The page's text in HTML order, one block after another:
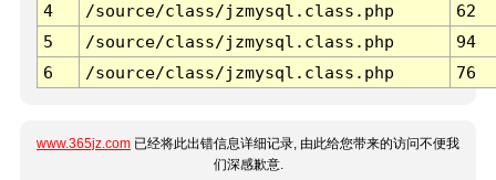
4
/source/class/jzmysql.class.php
62
5
/source/class/jzmysql.class.php
94
6
/source/class/jzmysql.class.php 76
www.365jz.com 已经将此出错信息详细记录, 由此给您带来的访问不便我
们深感歉意.